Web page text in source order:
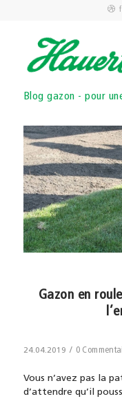
Blog gazon - pour
Gazon en
24.04.2019 / 0
Vous n’avez pas la
d’attendre qu’il